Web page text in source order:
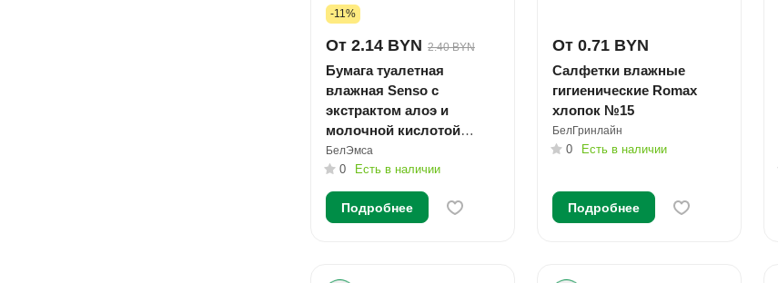
-11%
От 2.14 BYN 2.40 BYN
Бумага туалетная
влажная Senso с
экстрактом алоэ и
молочной кислотой
упаковка №72
БелЭмса
0 Есть в наличии
Подробнее
От 0.71 BYN
Салфетки влажные
гигиенические Romax
хлопок №15
БелГринлайн
0 Есть в наличии
Подробнее